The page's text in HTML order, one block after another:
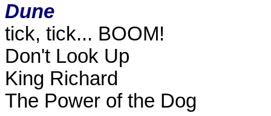
Dune
tick, tick... BOOM!
Don't Look Up
King Richard
The Power of the Dog